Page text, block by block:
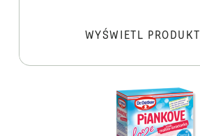
WYŚWIETL PRODUKT